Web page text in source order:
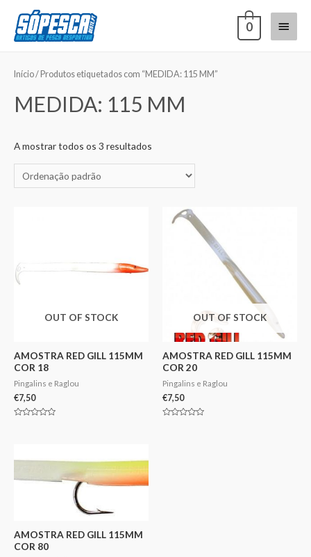
0
Início/ Produtos etiquetados com “MEDIDA: 115 MM”
MEDIDA: 115 MM
A mostrar todos os 3 resultados
OUT OF STOCK
AMOSTRA RED GILL 115MM
COR 18
Pingalins e Raglou
€7,50
OUT OF STOCK
AMOSTRA RED GILL 115MM
COR 20
Pingalins e Raglou
€7,50
AMOSTRA RED GILL 115MM
COR 80